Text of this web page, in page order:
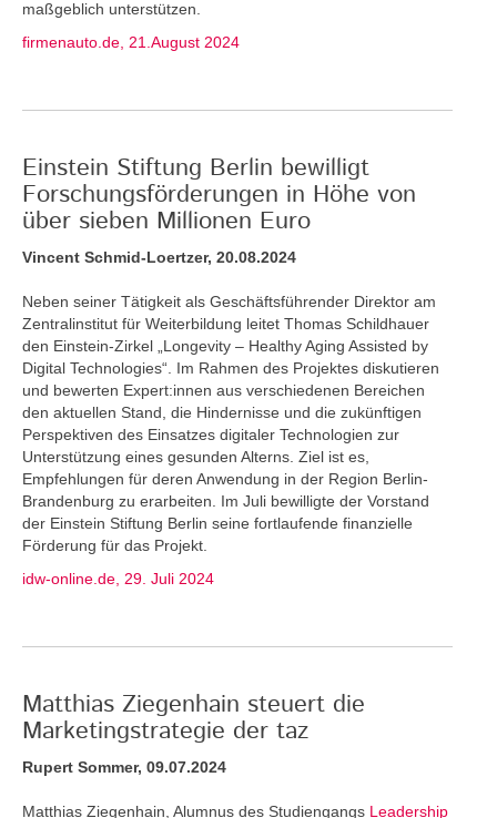
maßgeblich unterstützen.
firmenauto.de, 21.August 2024
Einstein Stiftung Berlin bewilligt
Forschungsförderungen in Höhe von
über sieben Millionen Euro
Vincent Schmid-Loertzer, 20.08.2024
Neben seiner Tätigkeit als Geschäftsführender Direktor am
Zentralinstitut für Weiterbildung leitet Thomas Schildhauer
den Einstein-Zirkel „Longevity – Healthy Aging Assisted by
Digital Technologies“. Im Rahmen des Projektes diskutieren
und bewerten Expert:innen aus verschiedenen Bereichen
den aktuellen Stand, die Hindernisse und die zukünftigen
Perspektiven des Einsatzes digitaler Technologien zur
Unterstützung eines gesunden Alterns. Ziel ist es,
Empfehlungen für deren Anwendung in der Region Berlin-
Brandenburg zu erarbeiten. Im Juli bewilligte der Vorstand
der Einstein Stiftung Berlin seine fortlaufende finanzielle
Förderung für das Projekt.
idw-online.de, 29. Juli 2024
Matthias Ziegenhain steuert die
Marketingstrategie der taz
Rupert Sommer, 09.07.2024
Matthias Ziegenhain, Alumnus des Studiengangs Leadership